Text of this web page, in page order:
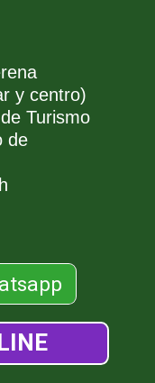
y centro)
Turismo
de